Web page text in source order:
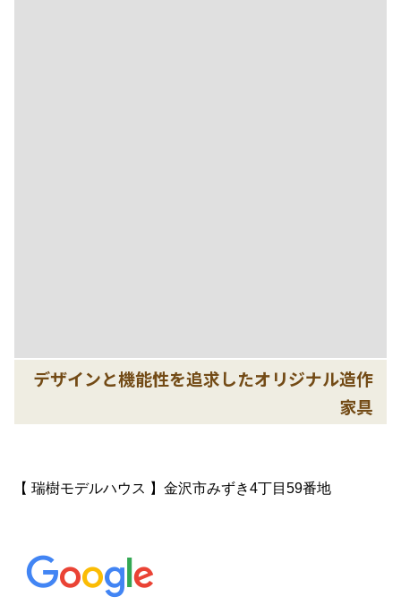
デザインと機能性を追求したオリジナル造作
家具
【 瑞樹モデルハウス 】金沢市みずき4丁目59番地